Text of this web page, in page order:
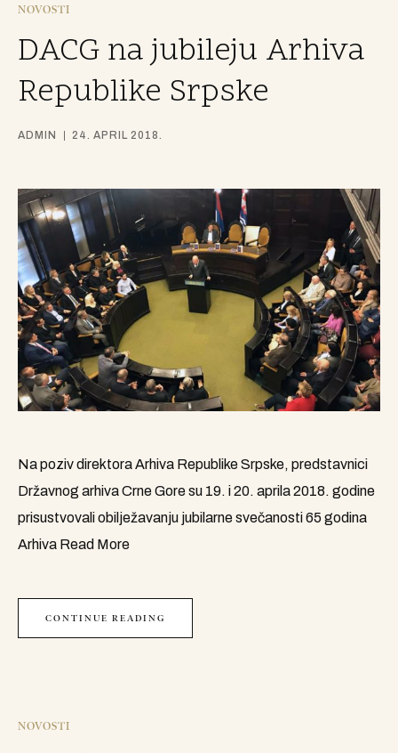
NOVOSTI
DACG na jubileju Arhiva
Republike Srpske
ADMIN 24. APRIL 2018.
Na poziv direktora Arhiva Republike Srpske, predstavnici
Državnog arhiva Crne Gore su 19. i 20. aprila 2018. godine
prisustvovali obilježavanju jubilarne svečanosti 65 godina
Arhiva Read More
CONTINUE READING
NOVOSTI